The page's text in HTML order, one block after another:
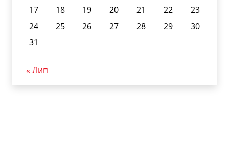
17
18 19 20 21 22
23
24
25 26 27 28 29
30
31
« Лип